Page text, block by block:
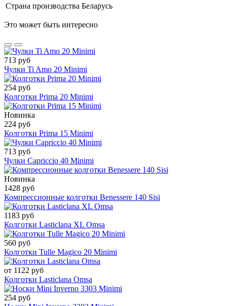
Страна производства Беларусь
Это может быть интересно
713 руб
Чулки Ti Amo 20 Minimi
254 руб
Колготки Prima 20 Minimi
Новинка
224 руб
Колготки Prima 15 Minimi
713 руб
Чулки Capriccio 40 Minimi
Новинка
1428 руб
Компрессионные колготки Benessere 140 Sisi
1183 руб
Колготки Lasticlana XL Omsa
560 руб
Колготки Tulle Magico 20 Minimi
от 1122 руб
Колготки Lasticlana Omsa
254 руб